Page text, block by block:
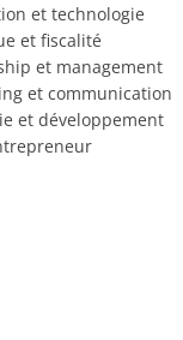
et technologie
et fiscalité
et management
et communication
et développement